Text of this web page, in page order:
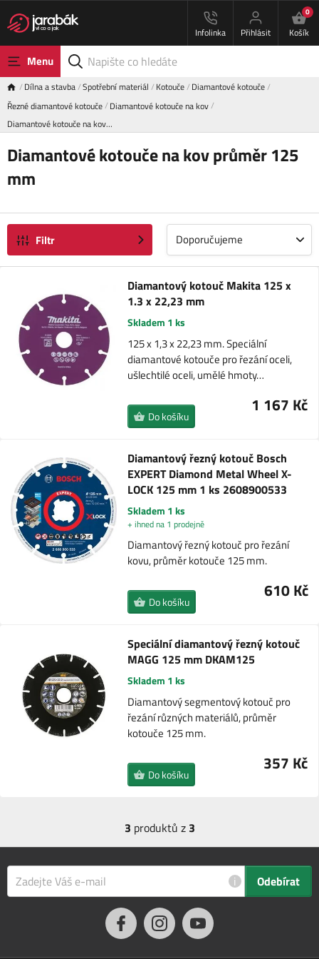
Infolinka Přihlásit
0
Košík
Menu
Dílna a stavba Spotřební materiál Kotouče Diamantové kotouče
Řezné diamantové kotouče Diamantové kotouče na kov
Diamantové kotouče na kov…
Diamantové kotouče na kov průměr 125
mm
Filtr Doporučujeme
Diamantový kotouč Makita 125 x
1.3 x 22,23 mm
Skladem 1 ks
125 x 1,3 x 22,23 mm. Speciální
diamantové kotouče pro řezání oceli,
ušlechtilé oceli, umělé hmoty…
1 167 Kč
Do košíku
Diamantový řezný kotouč Bosch
EXPERT Diamond Metal Wheel X-
LOCK 125 mm 1 ks 2608900533
Skladem 1 ks
+ ihned na 1 prodejně
Diamantový řezný kotouč pro řezání
kovu, průměr kotouče 125 mm.
610 Kč
Do košíku
Speciální diamantový řezný kotouč
MAGG 125 mm DKAM125
Skladem 1 ks
Diamantový segmentový kotouč pro
řezání různých materiálů, průměr
kotouče 125 mm.
357 Kč
Do košíku
3 produktů z 3
i Odebírat